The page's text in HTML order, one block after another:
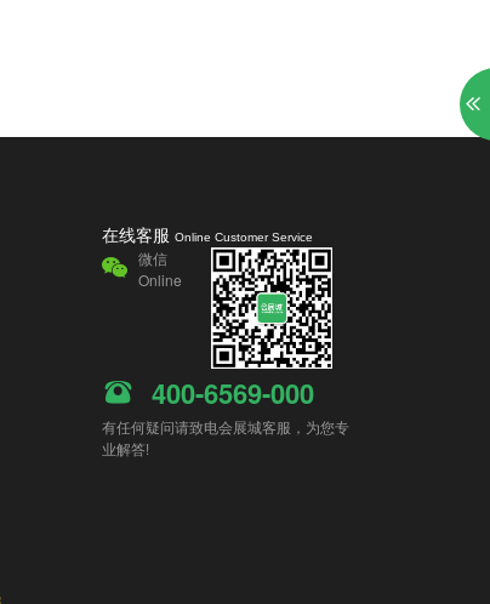
在线客服 Online Customer Service
微信
Online
400-6569-000
有任何疑问请致电会展城客服，为您专
业解答!